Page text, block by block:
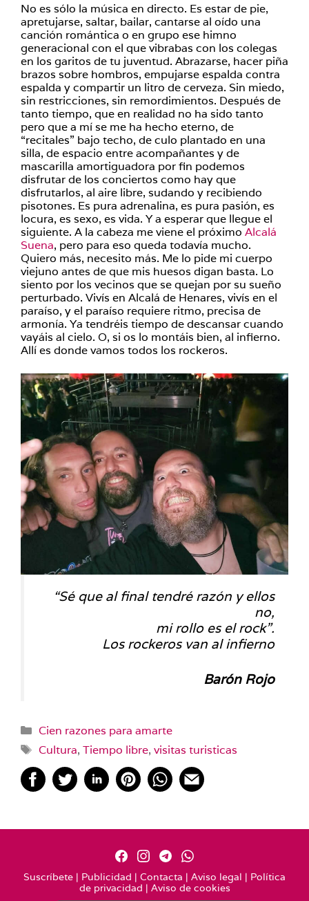
No es sólo la música en directo. Es estar de pie,
apretujarse, saltar, bailar, cantarse al oído una
canción romántica o en grupo ese himno
generacional con el que vibrabas con los colegas
en los garitos de tu juventud. Abrazarse, hacer piña
brazos sobre hombros, empujarse espalda contra
espalda y compartir un litro de cerveza. Sin miedo,
sin restricciones, sin remordimientos. Después de
tanto tiempo, que en realidad no ha sido tanto
pero que a mí se me ha hecho eterno, de
“recitales” bajo techo, de culo plantado en una
silla, de espacio entre acompañantes y de
mascarilla amortiguadora por fin podemos
disfrutar de los conciertos como hay que
disfrutarlos, al aire libre, sudando y recibiendo
pisotones. Es pura adrenalina, es pura pasión, es
locura, es sexo, es vida. Y a esperar que llegue el
siguiente. A la cabeza me viene el próximo Alcalá
Suena, pero para eso queda todavía mucho.
Quiero más, necesito más. Me lo pide mi cuerpo
viejuno antes de que mis huesos digan basta. Lo
siento por los vecinos que se quejan por su sueño
perturbado. Vivís en Alcalá de Henares, vivís en el
paraíso, y el paraíso requiere ritmo, precisa de
armonía. Ya tendréis tiempo de descansar cuando
vayáis al cielo. O, si os lo montáis bien, al infierno.
Allí es donde vamos todos los rockeros.
“Sé que al final tendré razón y ellos
no,
mi rollo es el rock”.
Los rockeros van al infierno
Barón Rojo
Categorías
Cien razones para amarte
Etiquetas
Cultura, Tiempo libre, visitas turisticas
Suscríbete | Publicidad | Contacta | Aviso legal | Política
de privacidad | Aviso de cookies